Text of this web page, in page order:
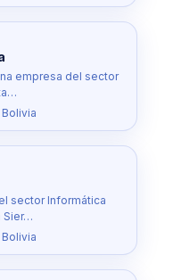
empresa del sector
Bolivia
sector Informática
Sier…
Bolivia